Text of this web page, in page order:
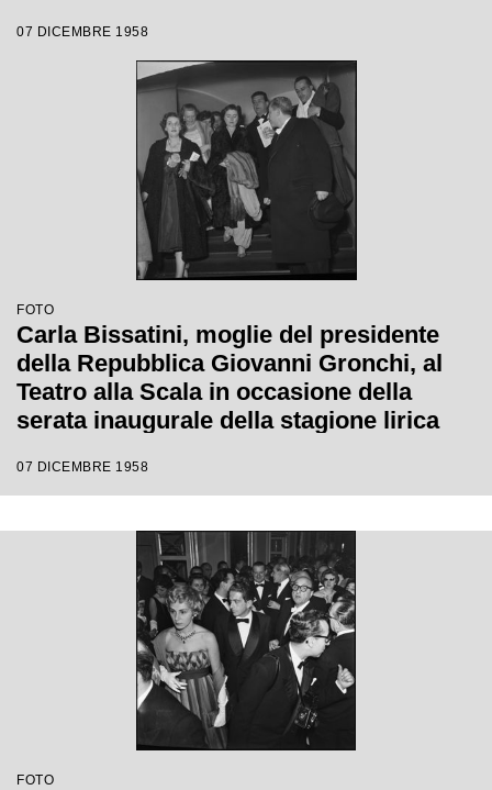
Margherita Wallmann
07 DICEMBRE 1958
FOTO
Carla Bissatini, moglie del presidente
della Repubblica Giovanni Gronchi, al
Teatro alla Scala in occasione della
serata inaugurale della stagione lirica
Giacomo Puccini, diretta da Antonino
Wallmann
07 DICEMBRE 1958
FOTO